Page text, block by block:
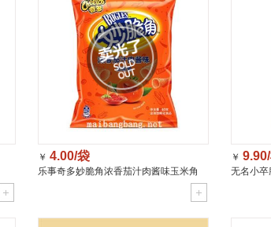
￥ 4.00/袋
乐事奇多妙脆角浓香茄汁肉酱味玉米角
￥
无名小